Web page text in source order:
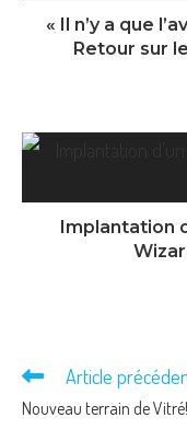
« Il n’y a que
Retour sur
Implantation
Read
articles
Article
Nouveau terrain de